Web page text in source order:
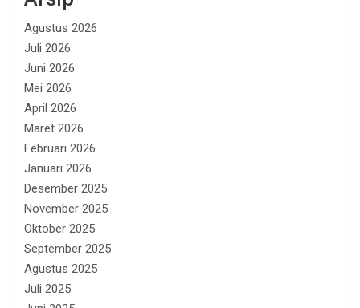
Agustus 2026
Juli 2026
Juni 2026
Mei 2026
April 2026
Maret 2026
Februari 2026
Januari 2026
Desember 2025
November 2025
Oktober 2025
September 2025
Agustus 2025
Juli 2025